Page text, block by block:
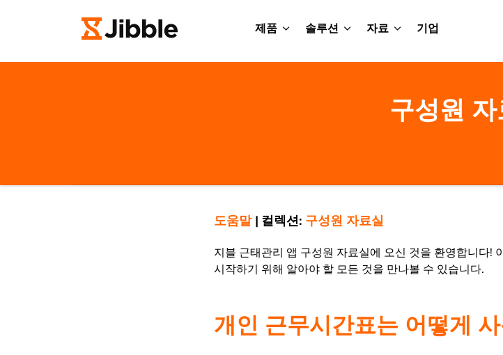
제품 솔루션 자료 기업
구성원
도움말| 컬렉션: 구성원 자료실
지블 근태관리 앱 구성원 자료실에 오신 것을 환영합니다!
시작하기 위해 알아야 할 모든 것을 만나볼 수 있습니다.
개인 근무시간표는 어떻게